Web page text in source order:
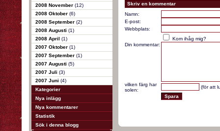
2008 November (12)
2008 Oktober (6)
2008 September (2)
2008 Augusti (1)
2008 April (1)
2007 Oktober (1)
2007 September (1)
2007 Augusti (5)
2007 Juli (3)
2007 Juni (4)
Kategorier
Nya inlägg
Nya kommentarer
Statistik
Sök i denna blogg
Skriv en kommentar
Namn:
E-post:
Webbplats:
Kom ihåg mig?
Din kommentar:
vilken färg har
solen:
(för att